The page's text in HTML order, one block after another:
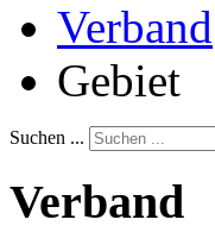
Verband
Gebiet
Suchen ...
Verband